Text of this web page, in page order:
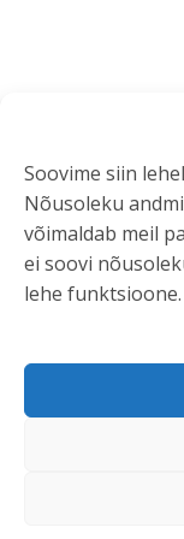
Soovime siin
Nõusoleku
võimaldab meil
ei soovi
lehe funktsioone.